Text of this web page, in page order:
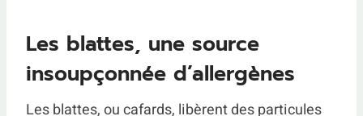
Les blattes, une source
insoupçonnée d’allergènes
Les blattes, ou cafards, libèrent des particules